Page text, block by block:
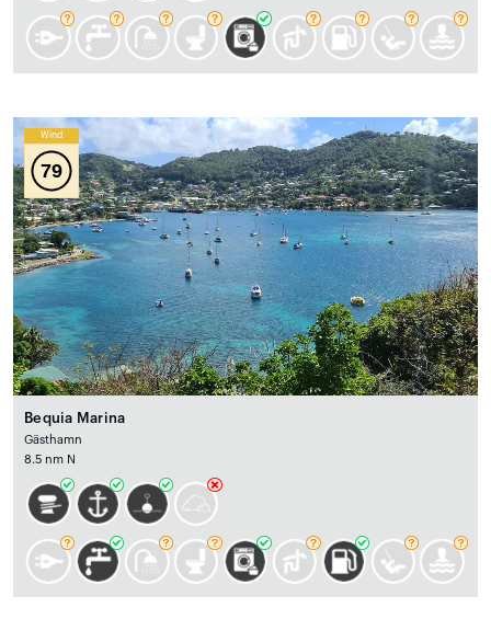
Wind
79
Bequia Marina
Gästhamn
8.5 nm N